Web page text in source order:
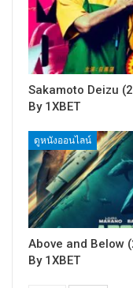
Sakamoto Deizu
By 1XBET
ดูหนังออนไลน์
Above and Below
By 1XBET